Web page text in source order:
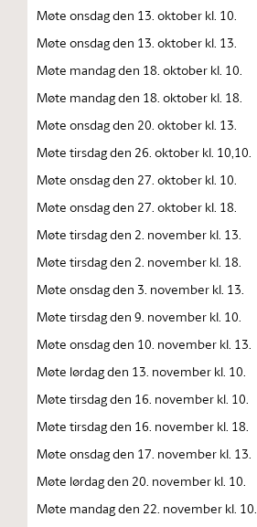
Møte onsdag den 13. oktober kl. 10.
Møte onsdag den 13. oktober kl. 13.
Møte mandag den 18. oktober kl. 10.
Møte mandag den 18. oktober kl. 18.
Møte onsdag den 20. oktober kl. 13.
Møte tirsdag den 26. oktober kl. 10,10.
Møte onsdag den 27. oktober kl. 10.
Møte onsdag den 27. oktober kl. 18.
Møte tirsdag den 2. november kl. 13.
Møte tirsdag den 2. november kl. 18.
Møte onsdag den 3. november kl. 13.
Møte tirsdag den 9. november kl. 10.
Møte onsdag den 10. november kl. 13.
Møte lørdag den 13. november kl. 10.
Møte tirsdag den 16. november kl. 10.
Møte tirsdag den 16. november kl. 18.
Møte onsdag den 17. november kl. 13.
Møte lørdag den 20. november kl. 10.
Møte mandag den 22. november kl. 10.